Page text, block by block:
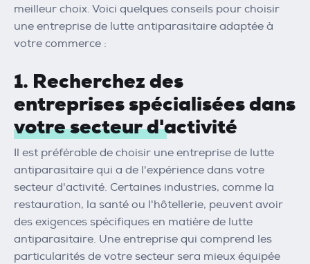
meilleur choix. Voici quelques conseils pour choisir
une entreprise de lutte antiparasitaire adaptée à
votre commerce :
1. Recherchez des
entreprises spécialisées dans
votre secteur d'activité
Il est préférable de choisir une entreprise de lutte
antiparasitaire qui a de l'expérience dans votre
secteur d'activité. Certaines industries, comme la
restauration, la santé ou l'hôtellerie, peuvent avoir
des exigences spécifiques en matière de lutte
antiparasitaire. Une entreprise qui comprend les
particularités de votre secteur sera mieux équipée